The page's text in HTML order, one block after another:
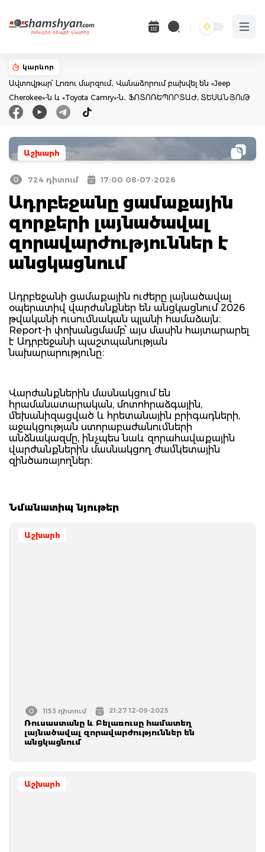
Open
կարևոր
Ավտովթար՝ Լոռու մարզում․ Վանաձորում բախվել են «Jeep
Cherokee»-ն և «Toyota Camry»-ն․ ՖՈՏՈՌԵՊՈՐՏԱԺ, ՏԵՍԱՆՅՈւԹ
Աշխարհ
724 դիտում 17:00 08-07-2026
Ադրբեջանը ցամաքային
զորքերի լայնածավալ
զորավարժություններ է
անցկացնում
Ադրբեջանի ցամաքային ուժերը լայնածավալ
օպերատիվ վարժանքներ են անցկացնում 2026
թվականի ուսումնական պլանի համաձայն։
Report-ի փոխանցմամբ՝ այս մասին հայտարարել
է Ադրբեջանի պաշտպանության
նախարարությունը։
Վարժանքներին մասնակցում են
հրամանատարական, մոտոհրաձգային,
մեխանիզացված և հրետանային բրիգադների,
աջակցության ստորաբաժանումների
անձնակազմը, ինչպես նաև զորահավաքային
վարժանքներին մասնակցող ժամկետային
զինծառայողներ։
Նմանատիպ նյութեր
Աշխարհ
1153 դիտում 21:27 12-09-2025
Ռուսաստանը և Բելառուսը համատեղ
լայնածավալ զորավարժություններ են
անցկացնում
Աշխարհ